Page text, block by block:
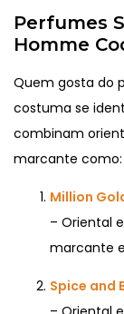
Perfumes
Homme
Quem gosta do
costuma se
combinam
marcante como:
Million
– Oriental
marcante
Spice and